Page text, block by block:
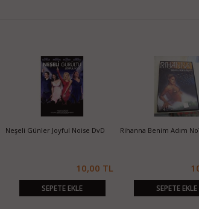
Neşeli Günler Joyful Noise DvD
10,00 TL
SEPETE EKLE
Rihanna Benim Adım
SEPETE EKLE